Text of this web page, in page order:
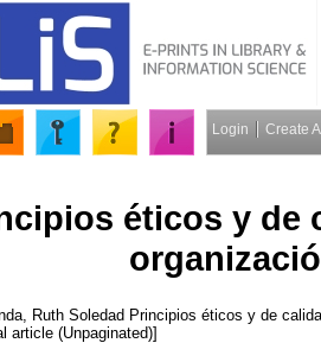
Login Create
éticos y de
Ruth Soledad Principios éticos y de
article (Unpaginated)]